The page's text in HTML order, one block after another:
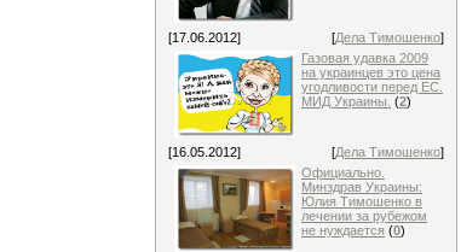
[17.06.2012] [Дела Тимошенко]
Газовая удавка 2009
на украинцев это цена
угодливости перед ЕС.
МИД Украины. (2)
[16.05.2012] [Дела Тимошенко]
Официально.
Минздрав Украины:
Юлия Тимошенко в
лечении за рубежом
не нуждается (0)